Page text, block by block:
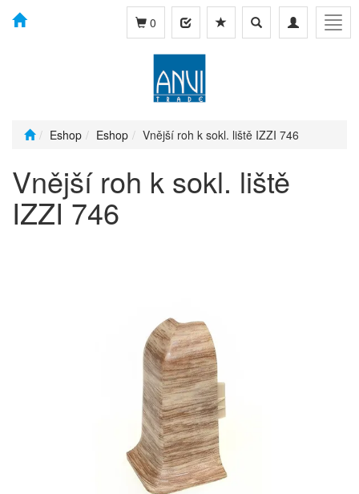
Toggle
navigation
Toggle
search
0
Eshop Eshop Vnější roh k sokl. liště IZZI 746
Vnější roh k sokl. liště
IZZI 746